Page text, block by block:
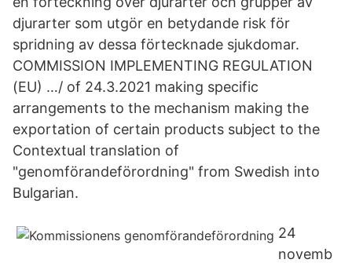
djurarter som utgör en betydande risk för
spridning av dessa förtecknade sjukdomar.
COMMISSION IMPLEMENTING REGULATION
(EU) …/ of 24.3.2021 making specific
arrangements to the mechanism making the
exportation of certain products subject to the
Contextual translation of
"genomförandeförordning" from Swedish into
Bulgarian.
24
novemb